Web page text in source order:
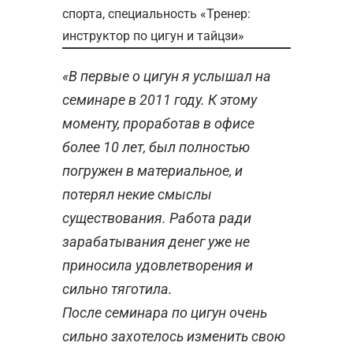
спорта, специальность «Тренер:
инструктор по цигун и тайцзи»
«В первые о цигун я услышал на
семинаре в 2011 году. К этому
моменту, проработав в офисе
более 10 лет, был полностью
погружен в материальное, и
потерял некие смыслы
существования. Работа ради
зарабатывания денег уже не
приносила удовлетворения и
сильно тяготила.
После семинара по цигун очень
сильно захотелось изменить свою